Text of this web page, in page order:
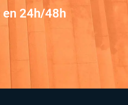
24h/48h